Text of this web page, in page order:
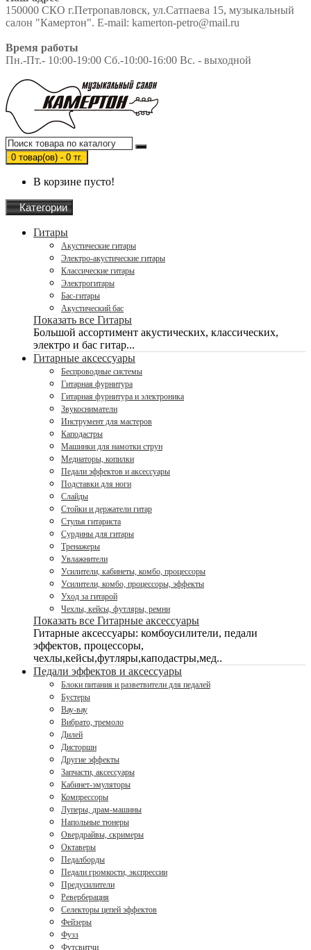
150000 СКО г.Петропавловск, ул.Сатпаева 15, музыкальный
салон "Камертон". E-mail: kamerton-petro@mail.ru
Время работы
Пн.-Пт.- 10:00-19:00 Сб.-10:00-16:00 Вс. - выходной
0 товар(ов) - 0 тг.
В корзине пусто!
Категории
Гитары
Акустические гитары
Электро-акустические гитары
Классические гитары
Электрогитары
Бас-гитары
Акустический бас
Показать все Гитары
Большой ассортимент акустических, классических,
электро и бас гитар...
Гитарные аксессуары
Беспроводные системы
Гитарная фурнитура
Гитарная фурнитура и электроника
Звукосниматели
Инструмент для мастеров
Каподастры
Машинки для намотки струн
Медиаторы, копилки
Педали эффектов и аксессуары
Подставки для ноги
Слайды
Стойки и держатели гитар
Стулья гитариста
Сурдины для гитары
Тренажеры
Увлажнители
Усилители, кабинеты, комбо, процессоры
Усилители, комбо, процессоры, эффекты
Уход за гитарой
Чехлы, кейсы, футляры, ремни
Показать все Гитарные аксессуары
Гитарные аксессуары: комбоусилители, педали
эффектов, процессоры,
чехлы,кейсы,футляры,каподастры,мед..
Педали эффектов и аксессуары
Блоки питания и разветвители для педалей
Бустеры
Вау-вау
Вибрато, тремоло
Дилей
Дисторшн
Другие эффекты
Запчасти, аксессуары
Кабинет-эмуляторы
Компрессоры
Луперы, драм-машины
Напольные тюнеры
Овердрайвы, скримеры
Октаверы
Педалборды
Педали громкости, экспрессии
Предусилители
Реверберация
Селекторы цепей эффектов
Фейзеры
Фузз
Футсвитчи